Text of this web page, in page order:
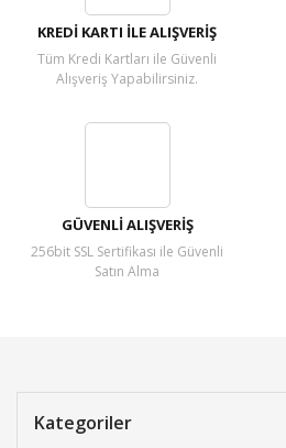
KREDİ KARTI İLE ALIŞVERİŞ
Tüm Kredi Kartları ile Güvenli
Alışveriş Yapabilirsiniz.
GÜVENLİ ALIŞVERİŞ
256bit SSL Sertifikası ile Güvenli
Satın Alma
Kategoriler